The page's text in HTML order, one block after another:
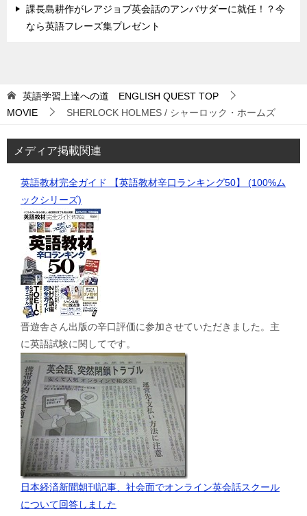
課長島耕作がレアジョブ英会話のアンバサダーに就任！？今
なら英語フレーズ集プレゼント
英語学習上達への道 ENGLISH QUEST TOP
MOVIE
SHERLOCK HOLMES / シャーロック・ホームズ
メディア掲載関連
英語教材完全ガイド 【英語教材辛口ランキング50】 (100%ム
ックシリーズ)
晋遊舎さん出版の辛口評価に参加させていただきました。主
に英語試験に関してです。
日本経済新聞朝刊記事、社会面でオンライン英会話スクール
について回答しました